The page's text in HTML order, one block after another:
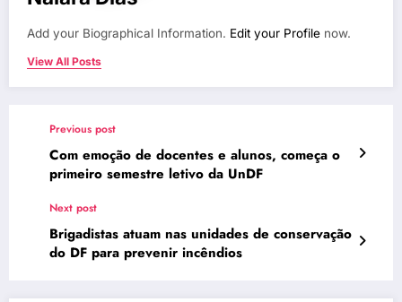
Add your Biographical Information. Edit your Profile now.
View All Posts
Previous post
Com emoção de docentes e alunos, começa o
primeiro semestre letivo da UnDF
Next post
Brigadistas atuam nas unidades de conservação
do DF para prevenir incêndios